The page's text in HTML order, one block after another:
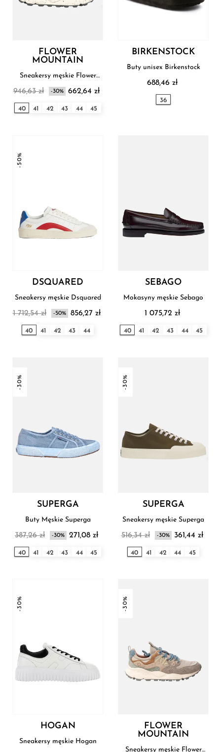
FLOWER
MOUNTAIN
Sneakersy męskie Flower
946,63 zł -30% 662,64 zł
40 41 42 43 44 45
BIRKENSTOCK
Buty unisex Birkenstock
688,46 zł
36
-50%
DSQUARED
Sneakersy męskie Dsquared
1 712,54 zł -50% 856,27 zł
40 41 42 43 44
SEBAGO
Mokasyny męskie Sebago
1 075,72 zł
40 41 42 43 44 45
-30%
SUPERGA
Buty Męskie Superga
387,26 zł -30% 271,08 zł
40 41 42 43 44 45
-30%
SUPERGA
Sneakersy męskie Superga
516,34 zł -30% 361,44 zł
40 41 42 44 45
-30%
HOGAN
Sneakersy męskie Hogan
-30%
FLOWER
MOUNTAIN
Sneakersy męskie Flower